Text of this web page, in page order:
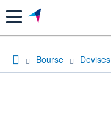
Menu
Bourse Devises